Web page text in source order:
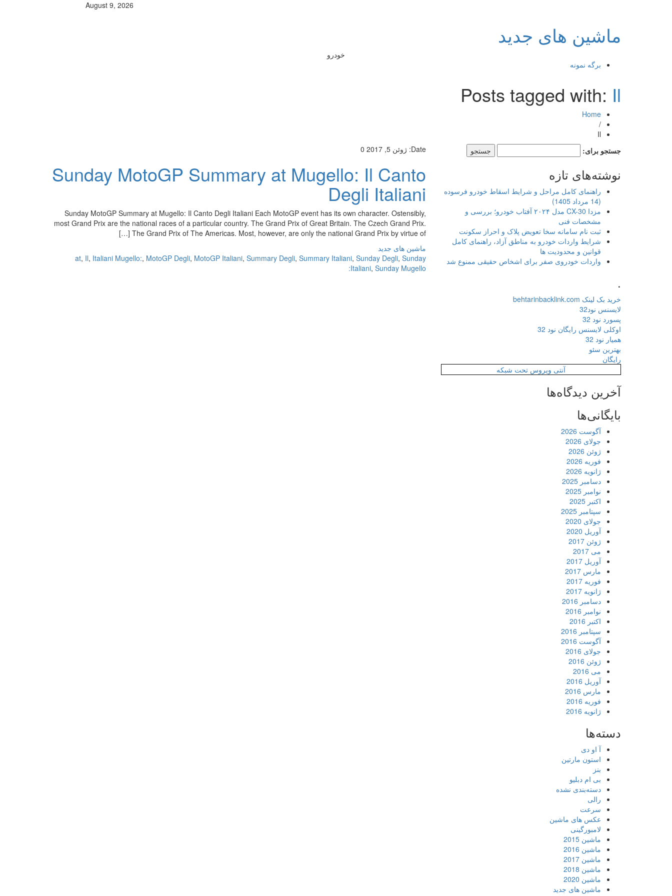
August 9, 2026
ماشین های جدید
خودرو
برگه نمونه
Posts tagged with: Il
Home
/
Il
Date: ژوئن 5, 2017 0
Sunday MotoGP Summary at Mugello: Il Canto
Degli Italiani
Sunday MotoGP Summary at Mugello: Il Canto Degli Italiani Each MotoGP event has its own character. Ostensibly,
most Grand Prix are the national races of a particular country. The Grand Prix of Great Britain. The Czech Grand Prix.
The Grand Prix of The Americas. Most, however, are only the national Grand Prix by virtue of […]
ماشین های جدید
at, Il, Italiani Mugello:, MotoGP Degli, MotoGP Italiani, Summary Degli, Summary Italiani, Sunday Degli, Sunday
Italiani, Sunday Mugello:
جستجو برای:
نوشته‌های تازه
راهنمای کامل مراحل و شرایط اسقاط خودرو فرسوده
(14 مرداد 1405)
مزدا CX-30 مدل ۲۰۲۴ آفتاب خودرو؛ بررسی و
مشخصات فنی
ثبت نام سامانه سخا تعویض پلاک و احراز سکونت
شرایط واردات خودرو به مناطق آزاد، راهنمای کامل
قوانین و محدودیت ها
واردات خودروی صفر برای اشخاص حقیقی ممنوع شد
.
خرید بک لینک behtarinbacklink.com
لایسنس نود32
پسورد نود 32
اوکلی لایسنس رایگان نود 32
همیار نود 32
بهترین سئو
رایگان
آنتی ویروس تحت شبکه
آخرین دیدگاه‌ها
بایگانی‌ها
آگوست 2026
جولای 2026
ژوئن 2026
فوریه 2026
ژانویه 2026
دسامبر 2025
نوامبر 2025
اکتبر 2025
سپتامبر 2025
جولای 2020
آوریل 2020
ژوئن 2017
می 2017
آوریل 2017
مارس 2017
فوریه 2017
ژانویه 2017
دسامبر 2016
نوامبر 2016
اکتبر 2016
سپتامبر 2016
آگوست 2016
جولای 2016
ژوئن 2016
می 2016
آوریل 2016
مارس 2016
فوریه 2016
ژانویه 2016
دسته‌ها
آ او دی
استون مارتین
بنز
بی ام دبلیو
دسته‌بندی نشده
رالی
سرعت
عکس های ماشین
لامبورگینی
ماشین 2015
ماشین 2016
ماشین 2017
ماشین 2018
ماشین 2020
ماشین های جدید